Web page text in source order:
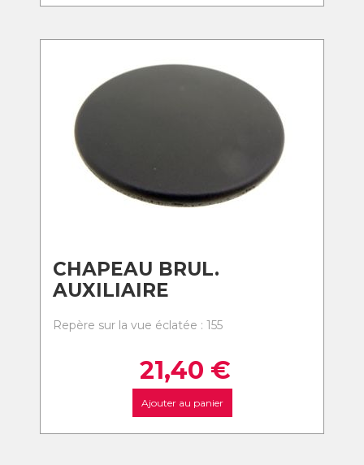
CHAPEAU BRUL.
AUXILIAIRE
Repère sur la vue éclatée : 155
21,40 €
Ajouter au panier